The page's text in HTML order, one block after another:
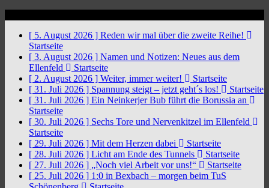
[ 5. August 2026 ] Reden wir mal über die zweite Reihe!
Startseite
[ 3. August 2026 ] Namen und Notizen: Neues aus dem
Ellenfeld
Startseite
[ 2. August 2026 ] Weiter, immer weiter!
Startseite
[ 31. Juli 2026 ] Spannung steigt – jetzt geht´s los!
Startseite
[ 31. Juli 2026 ] Ein Neinkerjer Bub führt die Borussia an
Startseite
[ 30. Juli 2026 ] Sechs Tore und Nervenkitzel im Ellenfeld
Startseite
[ 29. Juli 2026 ] Mit dem Herzen dabei
Startseite
[ 28. Juli 2026 ] Licht am Ende des Tunnels
Startseite
[ 27. Juli 2026 ] „Noch viel Arbeit vor uns!“
Startseite
[ 25. Juli 2026 ] 1:0 in Bexbach – morgen beim TuS